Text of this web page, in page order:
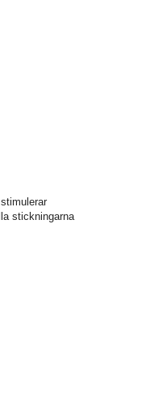
stickningarna